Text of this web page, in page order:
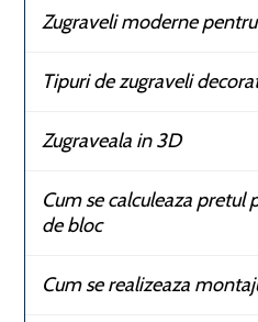
Zugraveli moderne
Tipuri de zugraveli
Zugraveala in 3D
Cum se calculeaza pretul
de bloc
Cum se realizeaza